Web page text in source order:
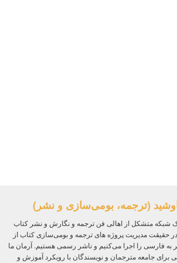
(ترجمه، بومی‌سازی و نشر)
شبکه متشکل از اهالی فن ترجمه و نگارش و نشر کتاب
حقیقت مدیریت پروژه‌ های ترجمه و بومی‌سازی کتاب از
به فارسی را اجرا می‌کنیم و ناشر رسمی هستیم. آرمان ما
برای جامعه مترجمان و نویسندگان با رویکرد آموزش و